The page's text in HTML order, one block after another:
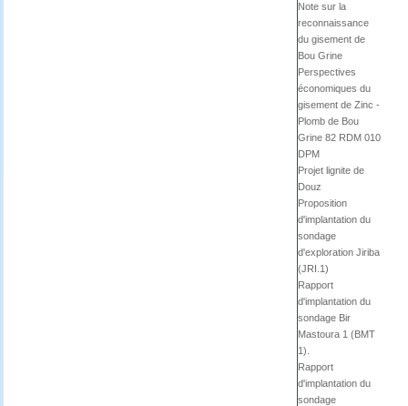
Note sur la
reconnaissance
du gisement de
Bou Grine
Perspectives
économiques du
gisement de Zinc -
Plomb de Bou
Grine 82 RDM 010
DPM
Projet lignite de
Douz
Proposition
d'implantation du
sondage
d'exploration Jiriba
(JRI.1)
Rapport
d'implantation du
sondage Bir
Mastoura 1 (BMT
1).
Rapport
d'implantation du
sondage